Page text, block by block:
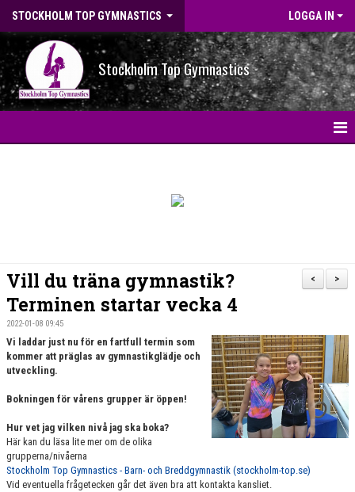
STOCKHOLM TOP GYMNASTICS LOGGA IN
Stockholm Top Gymnastics
OM FÖRENINGEN
VÄRDEGRUND
FÖRENINGSPRODUKTER
KONTAKT
MÄRKESTAGNING
>
<
Vill du träna gymnastik?
Terminen startar vecka 4
2022-01-08 09:45
Vi laddar just nu för en fartfull termin som
kommer att präglas av gymnastikglädje och
utveckling.
Bokningen för vårens grupper är öppen!
Hur vet jag vilken nivå jag ska boka?
Här kan du läsa lite mer om de olika
grupperna/nivåerna
Stockholm Top Gymnastics - Barn- och Breddgymnastik (stockholm-top.se)
Vid eventuella frågetecken går det även bra att kontakta kansliet.